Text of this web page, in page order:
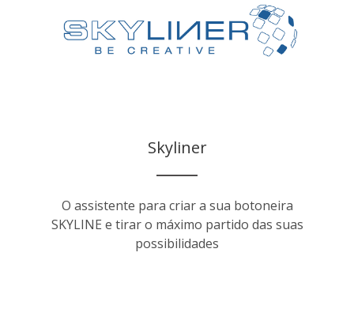
Skyliner
O assistente para criar a sua botoneira
SKYLINE e tirar o máximo partido das suas
possibilidades